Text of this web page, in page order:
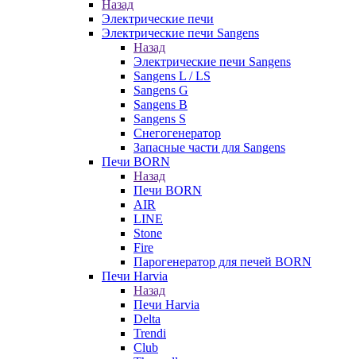
Назад
Электрические печи
Электрические печи Sangens
Назад
Электрические печи Sangens
Sangens L / LS
Sangens G
Sangens B
Sangens S
Снегогенератор
Запасные части для Sangens
Печи BORN
Назад
Печи BORN
AIR
LINE
Stone
Fire
Парогенератор для печей BORN
Печи Harvia
Назад
Печи Harvia
Delta
Trendi
Club